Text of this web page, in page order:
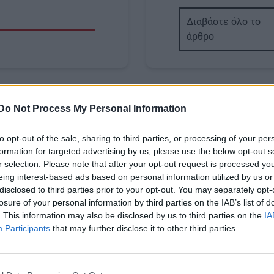
Do Not Process My Personal Information
opt-out of the sale, sharing to third parties, or processing of your
for targeted advertising by us, please use the below opt-out
selection. Please note that after your opt-out request is processed
interest-based ads based on personal information utilized by us
to third parties prior to your opt-out. You may separately
of your personal information by third parties on the IAB’s list of
This information may also be disclosed by us to third parties on the
Participants that may further disclose it to other third parties.
Διαβάστε όλο το
άρθρο
Οι απίστευτες οι
ιδιότητές του
προφίλ,
Image
ΥΓΕΙΑ
Διατροφή και
έλεγχος: Η βέλτιστη
κατανάλωσης τροφών
Body
Meal sequencing… Το